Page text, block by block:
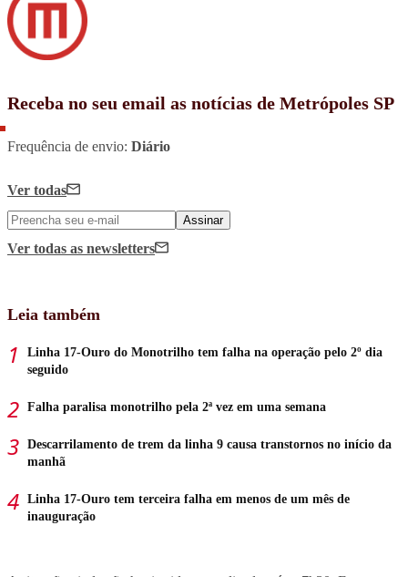
Receba no seu email as notícias de Metrópoles SP
Frequência de envio: Diário
Ver todas
Assinar
Ver todas as newsletters
Leia também
Linha 17-Ouro do Monotrilho tem falha na operação pelo 2º dia
seguido
Falha paralisa monotrilho pela 2ª vez em uma semana
Descarrilamento de trem da linha 9 causa transtornos no início da
manhã
Linha 17-Ouro tem terceira falha em menos de um mês de
inauguração